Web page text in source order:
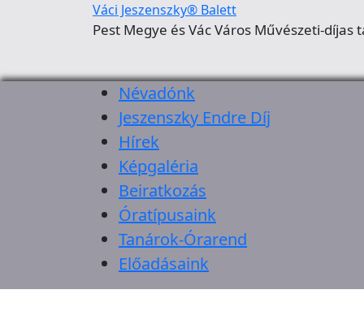
Váci Jeszenszky® Balett
Pest Megye és Vác Város Művészeti-díjas
Névadónk
Jeszenszky Endre Díj
Hírek
Képgaléria
Beiratkozás
Óratípusaink
Tanárok-Órarend
Előadásaink